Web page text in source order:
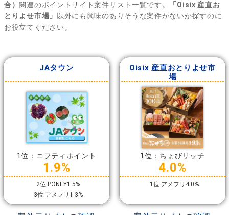
合） 関連のポイントサイト案件リスト一覧です。
「Oisix 産直お
とりよせ市場」
以外にも興味のありそうな案件がないか探すのに
お役立てください。
JAタウン
1位：ニフティポイント
1.9%
2位:PONEY1.5%
3位:アメフリ1.3%
Oisix 産直おとりよせ市
場
1位：ちょびリッチ
4.0%
1位:アメフリ4.0%